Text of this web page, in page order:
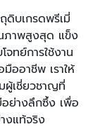
ดิบเกรดพรีเมี่
ภาพสูงสุด แข็ง
จทย์การใช้งาน
ออาชีพ เราให้
ผู้เชี่ยวชาญที่
อย่างลึกซึ้ง เพื่อ
งแท้จริง